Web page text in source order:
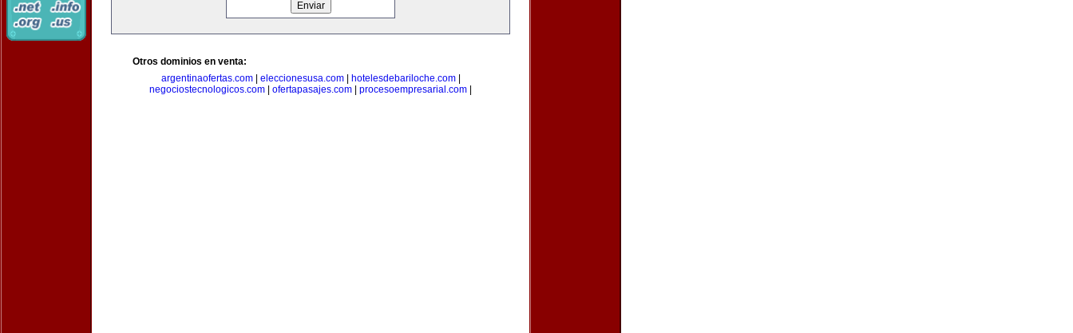
Otros dominios en venta:
argentinaofertas.com| eleccionesusa.com| hotelesdebariloche.com|
negociostecnologicos.com
ofertapasajes.com procesoempresarial.com